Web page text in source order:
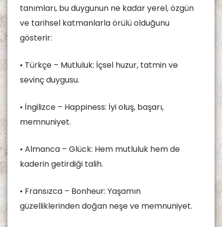
tanımları, bu duygunun ne kadar yerel, özgün
ve tarihsel katmanlarla örülü olduğunu
gösterir:
• Türkçe – Mutluluk: İçsel huzur, tatmin ve
sevinç duygusu.
• İngilizce – Happiness: İyi oluş, başarı,
memnuniyet.
• Almanca – Glück: Hem mutluluk hem de
kaderin getirdiği talih.
• Fransızca – Bonheur: Yaşamın
güzelliklerinden doğan neşe ve memnuniyet.